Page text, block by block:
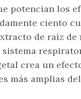
potencian los
ciento
de raíz
crea un
más amplias